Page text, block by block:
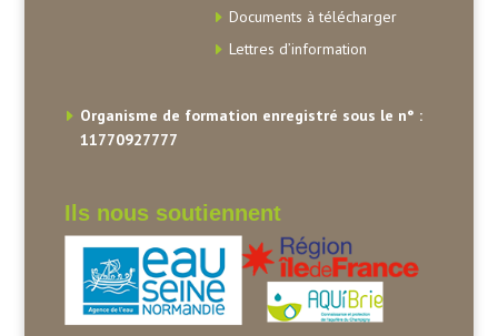
Documents à télécharger
Lettres d’information
Organisme de formation enregistré sous le n° :
11770927777
Ils nous soutiennent